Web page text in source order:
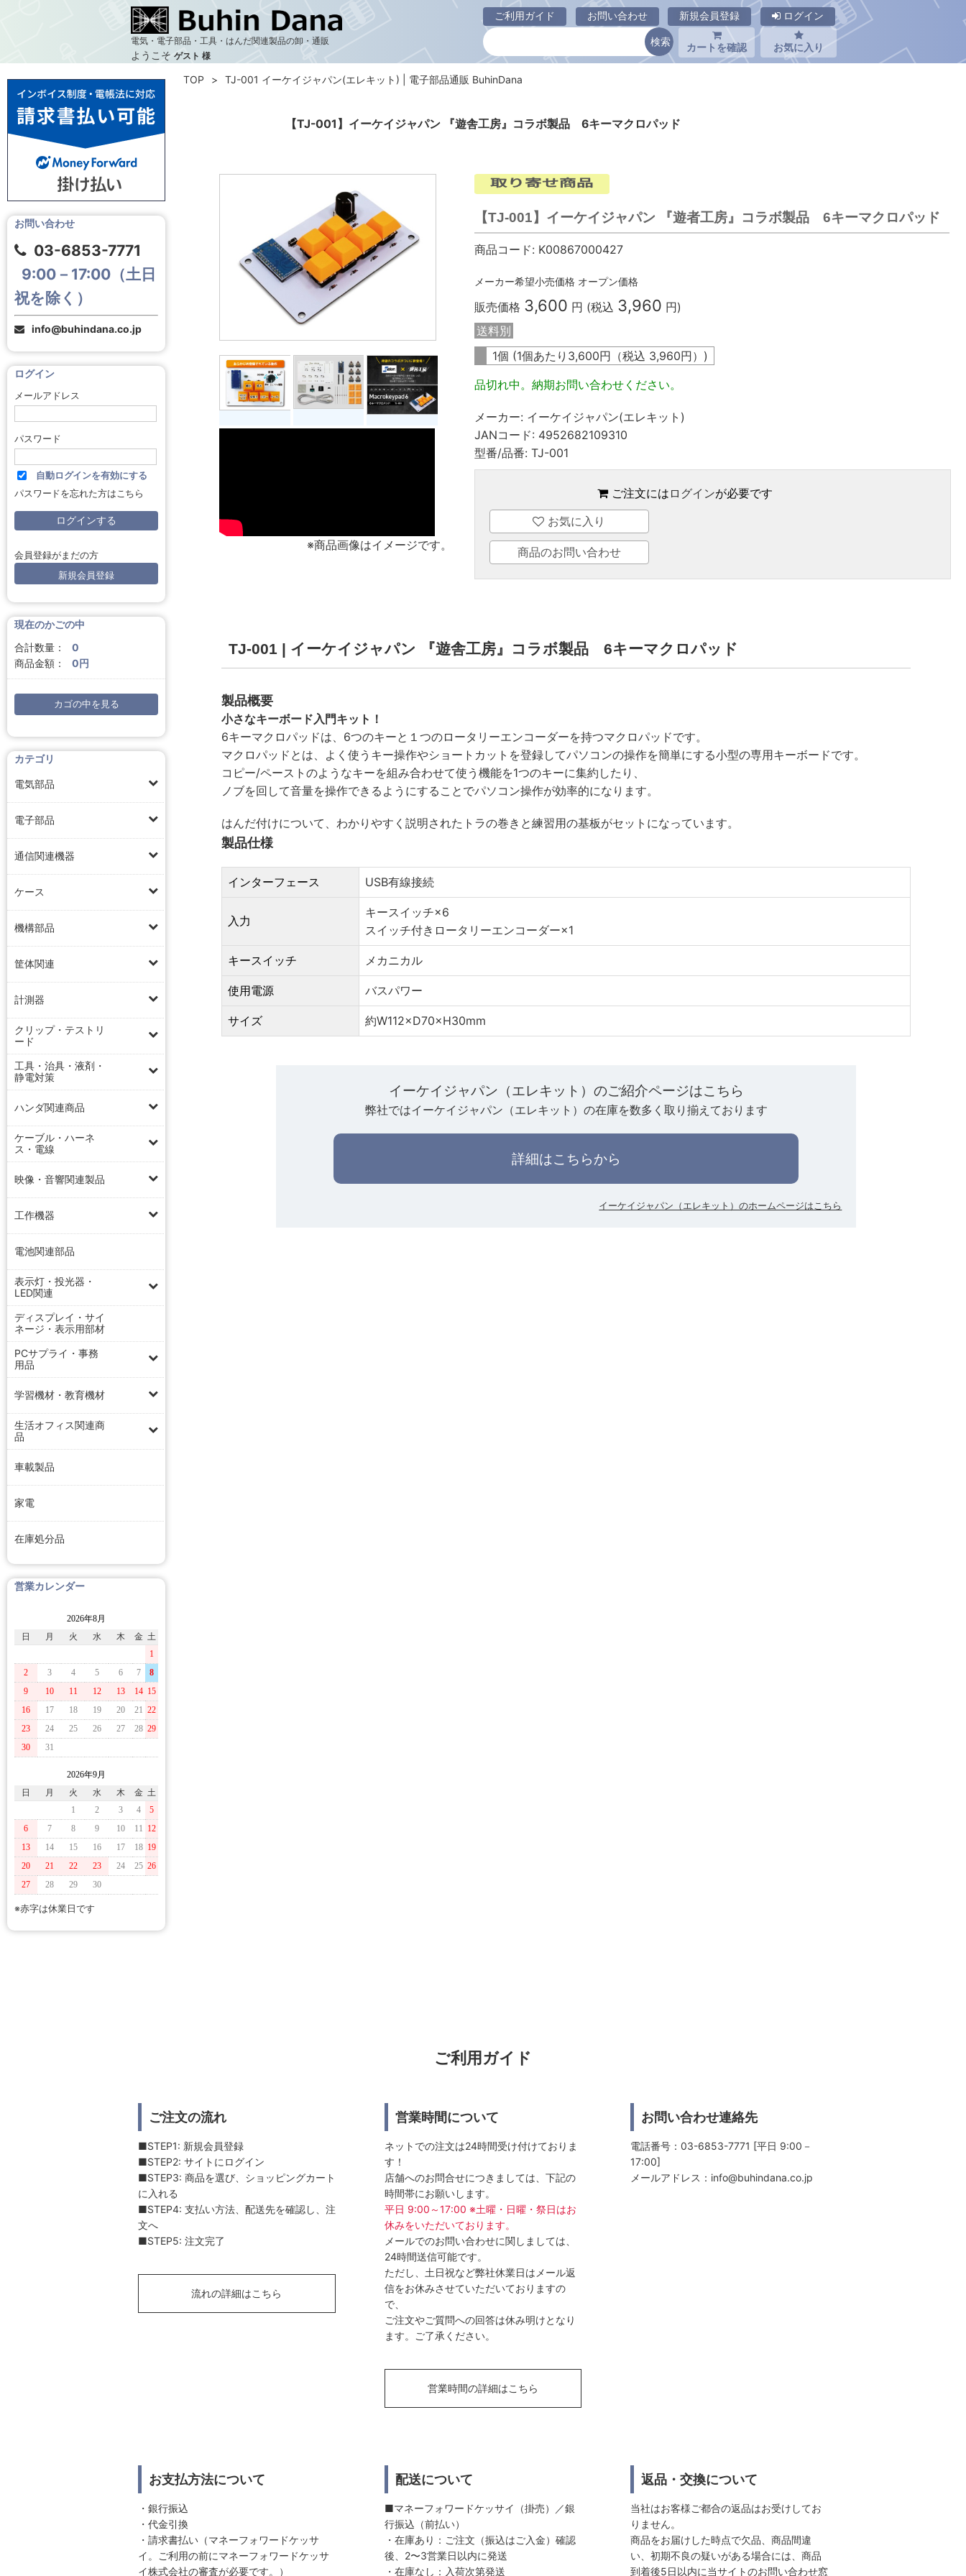
電気・電子部品・工具・はんだ関連製品の卸・通販
ようこそ ゲスト 様
ご利用ガイド お問い合わせ 新規会員登録 ログイン
カートを確認 お気に入り
【TJ-001】イーケイジャパン 『遊舎工房』コラボ製品 6キーマクロパッド
お問い合わせ
03-6853-7771
9:00－17:00（土日
祝を除く）
info@buhindana.co.jp
ログイン
メールアドレス
パスワード
自動ログインを有効にする
パスワードを忘れた方はこちら
会員登録がまだの方
新規会員登録
現在のかごの中
合計数量：
0
商品金額：
0円
カゴの中を見る
カテゴリ
電気部品
電子部品
通信関連機器
ケース
機構部品
筐体関連
計測器
クリップ・テストリ
ード
工具・治具・液剤・
静電対策
ハンダ関連商品
ケーブル・ハーネ
ス・電線
映像・音響関連製品
工作機器
電池関連部品
表示灯・投光器・
LED関連
ディスプレイ・サイ
ネージ・表示用部材
PCサプライ・事務
用品
学習機材・教育機材
生活オフィス関連商
品
車載製品
家電
在庫処分品
営業カレンダー
2026年8月
日
月 火 水 木 金 土
1
2
3 4 5 6 7
8
9
10 11 12 13 14 15
16
17 18 19 20 21 22
23
24 25 26 27 28 29
30
31
2026年9月
日
月 火 水 木 金 土
1
2 3 4
5
6
7 8 9 10 11 12
13
14 15 16 17 18 19
20
21 22 23 24 25 26
27
28 29 30
※赤字は休業日です
TOP TJ-001 イーケイジャパン(エレキット) | 電子部品通販 BuhinDana
※商品画像はイメージです。
【TJ-001】イーケイジャパン 『遊者工房』コラボ製品 6キーマクロパッド
商品コード: K00867000427
メーカー希望小売価格 オープン価格
販売価格 3,600 円 (税込 3,960 円)
送料別
1個 (1個あたり 3,600円（税込 3,960円）)
品切れ中。納期お問い合わせください。
メーカー: イーケイジャパン(エレキット)
JANコード: 4952682109310
型番/品番: TJ-001
ご注文には ログインが必要です
お気に入り
商品のお問い合わせ
TJ-001 | イーケイジャパン 『遊舎工房』コラボ製品 6キーマクロパッド
製品概要
小さなキーボード入門キット！
6キーマクロパッドは、6つのキーと１つのロータリーエンコーダーを持つマクロパッドです。
マクロパッドとは、よく使うキー操作やショートカットを登録してパソコンの操作を簡単にする小型の専用キーボードです。
コピー/ペーストのようなキーを組み合わせて使う機能を1つのキーに集約したり、
ノブを回して音量を操作できるようにすることでパソコン操作が効率的になります。
はんだ付けについて、わかりやすく説明されたトラの巻きと練習用の基板がセットになっています。
製品仕様
インターフェース USB有線接続
入力
キースイッチ×6
スイッチ付きロータリーエンコーダー×1
キースイッチ メカニカル
使用電源 バスパワー
サイズ 約W112×D70×H30mm
イーケイジャパン（エレキット）のご紹介ページはこちら
弊社ではイーケイジャパン（エレキット）の在庫を数多く取り揃えております
詳細はこちらから
イーケイジャパン（エレキット）のホームページはこちら
ご利用ガイド
ご注文の流れ
■STEP1: 新規会員登録
■STEP2: サイトにログイン
■STEP3: 商品を選び、ショッピングカート
に入れる
■STEP4: 支払い方法、配送先を確認し、注
文へ
■STEP5: 注文完了
流れの詳細はこちら
営業時間について
ネットでの注文は24時間受け付けておりま
す！
店舗へのお問合せにつきましては、下記の
時間帯にお願いします。
平日 9:00～17:00 ※土曜・日曜・祭日はお
休みをいただいております。
メールでのお問い合わせに関しましては、
24時間送信可能です。
ただし、土日祝など弊社休業日はメール返
信をお休みさせていただいておりますの
で、
ご注文やご質問への回答は休み明けとなり
ます。ご了承ください。
営業時間の詳細はこちら
お問い合わせ連絡先
電話番号：03-6853-7771 [平日 9:00－
17:00]
メールアドレス： info@buhindana.co.jp
お支払方法について
・銀行振込
・代金引換
・請求書払い（マネーフォワードケッサ
イ。ご利用の前にマネーフォワードケッサ
イ株式会社の審査が必要です。）
配送について
■マネーフォワードケッサイ（掛売）／銀
行振込（前払い）
・在庫あり：ご注文（振込はご入金）確認
後、2〜3営業日以内に発送
・在庫なし：入荷次第発送
返品・交換について
当社はお客様ご都合の返品はお受けしてお
りません。
商品をお届けした時点で欠品、商品間違
い、初期不良の疑いがある場合には、商品
到着後5日以内に当サイトのお問い合わせ窓